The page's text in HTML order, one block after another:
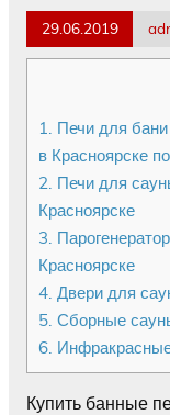
29.06.2019
1. Печи для
в Красноярске
2. Печи для
Красноярске
3.
Красноярске
4. Двери для
5. Сборные
6.
Купить банные